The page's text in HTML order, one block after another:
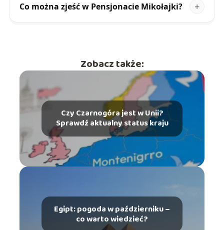
Co można zjeść w Pensjonacie Mikołajki?
Zobacz także:
Czy Czarnogóra jest w Unii?
Sprawdź aktualny status kraju
Egipt: pogoda w październiku –
co warto wiedzieć?